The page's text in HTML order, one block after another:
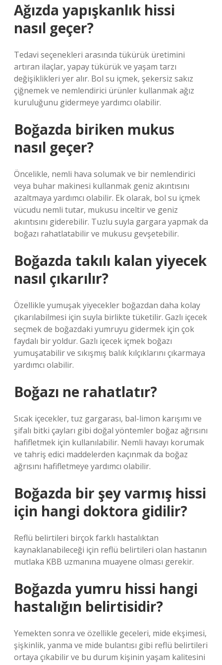
Ağızda yapışkanlık hissi
nasıl geçer?
Tedavi seçenekleri arasında tükürük üretimini
artıran ilaçlar, yapay tükürük ve yaşam tarzı
değişiklikleri yer alır. Bol su içmek, şekersiz sakız
çiğnemek ve nemlendirici ürünler kullanmak ağız
kuruluğunu gidermeye yardımcı olabilir.
Boğazda biriken mukus
nasıl geçer?
Öncelikle, nemli hava solumak ve bir nemlendirici
veya buhar makinesi kullanmak geniz akıntısını
azaltmaya yardımcı olabilir. Ek olarak, bol su içmek
vücudu nemli tutar, mukusu inceltir ve geniz
akıntısını giderebilir. Tuzlu suyla gargara yapmak da
boğazı rahatlatabilir ve mukusu gevşetebilir.
Boğazda takılı kalan yiyecek
nasıl çıkarılır?
Özellikle yumuşak yiyecekler boğazdan daha kolay
çıkarılabilmesi için suyla birlikte tüketilir. Gazlı içecek
seçmek de boğazdaki yumruyu gidermek için çok
faydalı bir yoldur. Gazlı içecek içmek boğazı
yumuşatabilir ve sıkışmış balık kılçıklarını çıkarmaya
yardımcı olabilir.
Boğazı ne rahatlatır?
Sıcak içecekler, tuz gargarası, bal-limon karışımı ve
şifalı bitki çayları gibi doğal yöntemler boğaz ağrısını
hafifletmek için kullanılabilir. Nemli havayı korumak
ve tahriş edici maddelerden kaçınmak da boğaz
ağrısını hafifletmeye yardımcı olabilir.
Boğazda bir şey varmış hissi
için hangi doktora gidilir?
Reflü belirtileri birçok farklı hastalıktan
kaynaklanabileceği için reflü belirtileri olan hastanın
mutlaka KBB uzmanına muayene olması gerekir.
Boğazda yumru hissi hangi
hastalığın belirtisidir?
Yemekten sonra ve özellikle geceleri, mide ekşimesi,
şişkinlik, yanma ve mide bulantısı gibi reflü belirtileri
ortaya çıkabilir ve bu durum kişinin yaşam kalitesini